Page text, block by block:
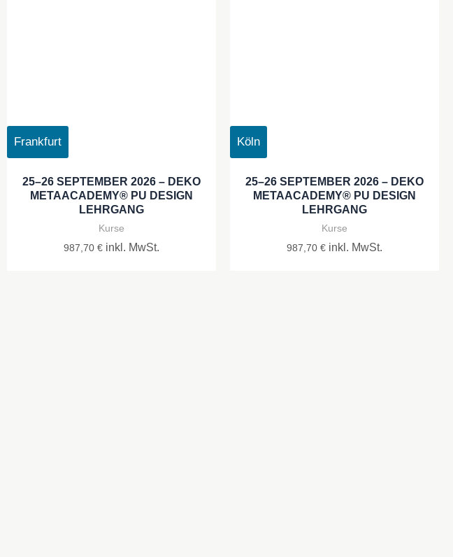
Frankfurt
25–26 SEPTEMBER 2026 – DEKO
METAACADEMY® PU DESIGN
LEHRGANG
Kurse
987,70 € inkl. MwSt.
Köln
25–26 SEPTEMBER 2026 – DEKO
METAACADEMY® PU DESIGN
LEHRGANG
Kurse
987,70 € inkl. MwSt.